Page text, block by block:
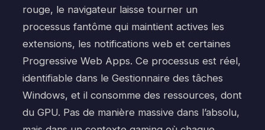
rouge, le navigateur laisse tourner un
processus fantôme qui maintient actives les
extensions, les notifications web et certaines
Progressive Web Apps. Ce processus est réel,
identifiable dans le Gestionnaire des tâches
Windows, et il consomme des ressources, dont
du GPU. Pas de manière massive dans l’absolu,